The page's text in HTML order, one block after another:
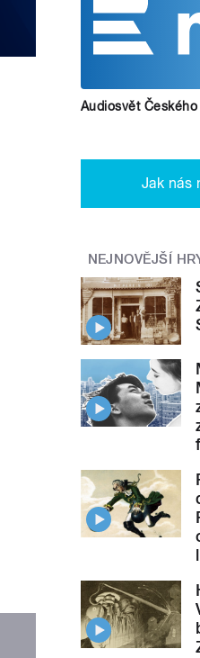
Audiosvět
Jak nás
NEJNOVĚJŠÍ